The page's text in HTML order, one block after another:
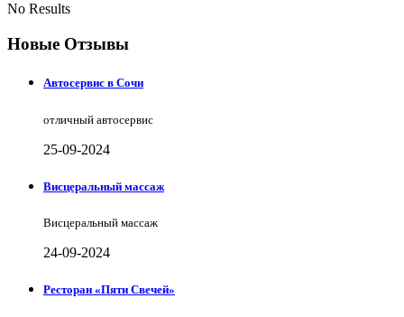
No Results
Новые Отзывы
Автосервис в Сочи
отличный автосервис
25-09-2024
Висцеральный массаж
Висцеральный массаж
24-09-2024
Ресторан «Пяти Свечей»